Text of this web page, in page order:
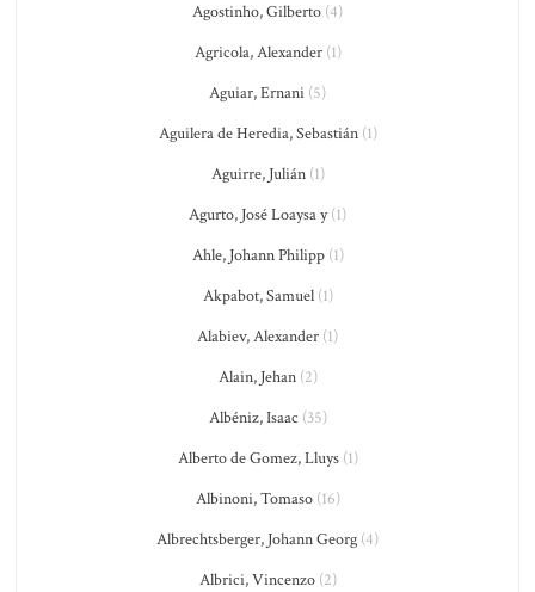
Agostinho, Gilberto (4)
Agricola, Alexander(1)
Aguiar, Ernani (5)
Aguilera de Heredia, Sebastián(1)
Aguirre, Julián(1)
Agurto, José Loaysa y(1)
Ahle, Johann Philipp(1)
Akpabot, Samuel(1)
Alabiev, Alexander (1)
Alain, Jehan(2)
Albéniz, Isaac (35)
Alberto de Gomez, Lluys(1)
Albinoni, Tomaso(16)
Albrechtsberger, Johann Georg (4)
Albrici, Vincenzo(2)